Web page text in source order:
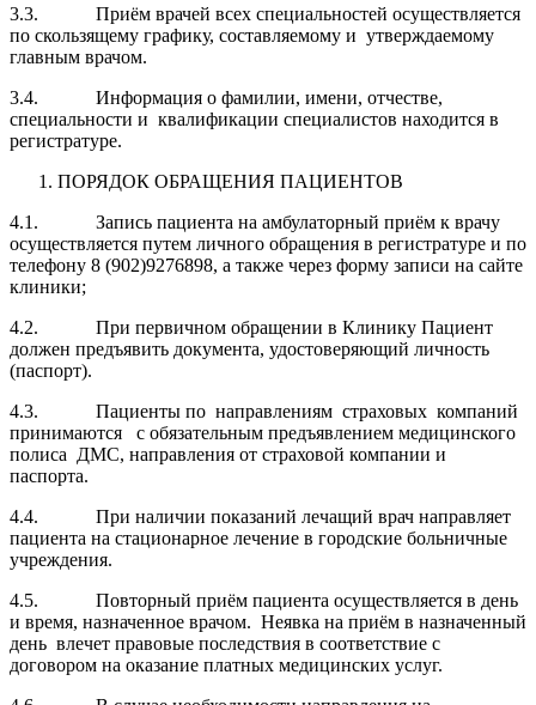
3.3. Приём врачей всех специальностей осуществляется
по скользящему графику, составляемому и утверждаемому
главным врачом.
3.4. Информация о фамилии, имени, отчестве,
специальности и квалификации специалистов находится в
регистратуре.
ПОРЯДОК ОБРАЩЕНИЯ ПАЦИЕНТОВ
4.1. Запись пациента на амбулаторный приём к врачу
осуществляется путем личного обращения в регистратуре и по
телефону 8 (902)9276898, а также через форму записи на сайте
клиники;
4.2. При первичном обращении в Клинику Пациент
должен предъявить документа, удостоверяющий личность
(паспорт).
4.3. Пациенты по направлениям страховых компаний
принимаются с обязательным предъявлением медицинского
полиса ДМС, направления от страховой компании и
паспорта.
4.4. При наличии показаний лечащий врач направляет
пациента на стационарное лечение в городские больничные
учреждения.
4.5. Повторный приём пациента осуществляется в день
и время, назначенное врачом. Неявка на приём в назначенный
день влечет правовые последствия в соответствие с
договором на оказание платных медицинских услуг.